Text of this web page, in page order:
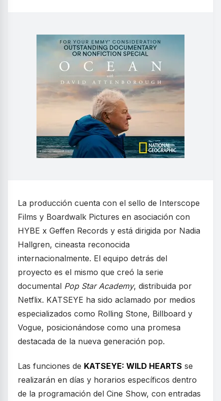
La producción cuenta con el sello de Interscope
Films y Boardwalk Pictures en asociación con
HYBE x Geffen Records y está dirigida por Nadia
Hallgren, cineasta reconocida
internacionalmente. El equipo detrás del
proyecto es el mismo que creó la serie
documental Pop Star Academy, distribuida por
Netflix. KATSEYE ha sido aclamado por medios
especializados como Rolling Stone, Billboard y
Vogue, posicionándose como una promesa
destacada de la nueva generación pop.
Las funciones de KATSEYE: WILD HEARTS se
realizarán en días y horarios específicos dentro
de la programación del Cine Show, con entradas